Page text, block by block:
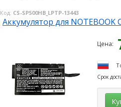
Код: CS-SP500HB_LPTP-13443
Аккумулятор для NOTEBOOK
Цена:
Срок